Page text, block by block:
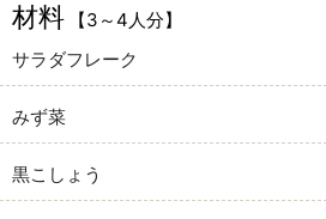
材料
【3～4人分】
サラダフレーク
みず菜
黒こしょう